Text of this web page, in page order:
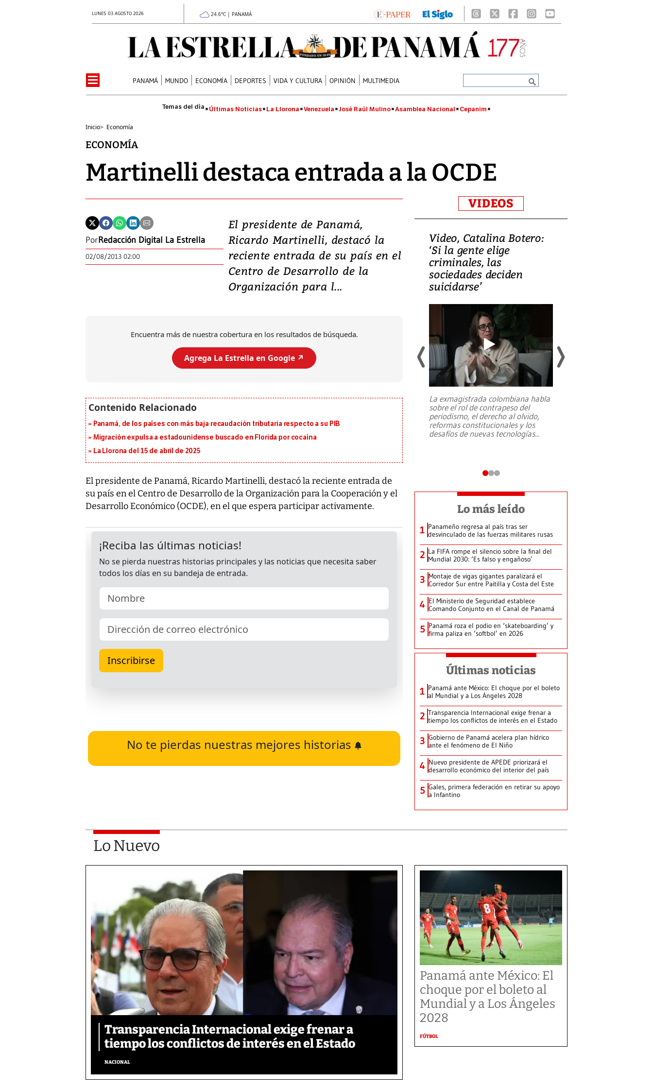
LUNES 03 AGOSTO 2026 24.6°C | PANAMÁ
PANAMÁ MUNDO ECONOMÍA DEPORTES VIDA Y CULTURA OPINIÓN MULTIMEDIA
Últimas Noticias La Llorona Venezuela José Raúl Mulino Asamblea Nacional Cepanim
Inicio> Economía
ECONOMÍA
Martinelli destaca entrada a la OCDE
PorRedacción Digital La Estrella
02/08/2013 02:00
El presidente de Panamá,
Ricardo Martinelli, destacó la
reciente entrada de su país en el
Centro de Desarrollo de la
Organización para l...
Encuentra más de nuestra cobertura en los resultados de búsqueda.
Agrega La Estrella en Google ↗️
Panamá, de los países con más baja recaudación tributaria respecto a su PIB
Migración expulsa a estadounidense buscado en Florida por cocaína
La Llorona del 15 de abril de 2025
El presidente de Panamá, Ricardo Martinelli, destacó la reciente entrada de
su país en el Centro de Desarrollo de la Organización para la Cooperación y el
Desarrollo Económico (OCDE), en el que espera participar activamente.
No te pierdas nuestras mejores historias
VIDEOS
Video, Japón: Terremoto
deja heridos y graves
daños en Kumamoto
al sur de Japón, provocando una
Video, Catalina Botero:
‘Si la gente elige
criminales, las
sociedades deciden
suicidarse’
La exmagistrada colombiana habla
sobre el rol de contrapeso del
periodismo, el derecho al olvido,
reformas constitucionales y los
desafíos de nuevas tecnologías...
Lo más leído
1 Panameño regresa al país tras ser
desvinculado de las fuerzas militares rusas
2 La FIFA rompe el silencio sobre la final del
Mundial 2030: ‘Es falso y engañoso’
3 Montaje de vigas gigantes paralizará el
Corredor Sur entre Paitilla y Costa del Este
4 El Ministerio de Seguridad establece
Comando Conjunto en el Canal de Panamá
5 Panamá roza el podio en ‘skateboarding’ y
firma paliza en ‘softbol’ en 2026
Últimas noticias
1 Panamá ante México: El choque por el boleto
al Mundial y a Los Ángeles 2028
2 Transparencia Internacional exige frenar a
tiempo los conflictos de interés en el Estado
3 Gobierno de Panamá acelera plan hídrico
ante el fenómeno de El Niño
4 Nuevo presidente de APEDE priorizará el
desarrollo económico del interior del país
5 Gales, primera federación en retirar su apoyo
a Infantino
Lo Nuevo
Transparencia Internacional exige frenar a
tiempo los conflictos de interés en el Estado
NACIONAL
Panamá ante México: El
choque por el boleto al
Mundial y a Los Ángeles
2028
FÚTBOL